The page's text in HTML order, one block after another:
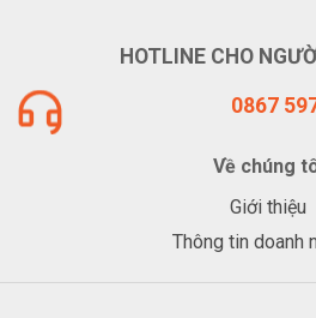
HOTLINE CHO
0867
Về chúng
Giới thiệu
Thông tin doanh